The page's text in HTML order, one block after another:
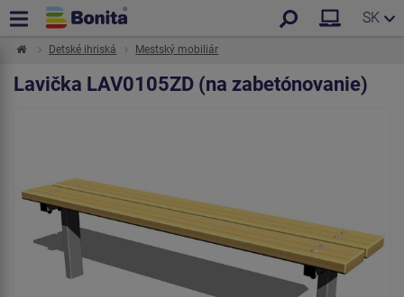
SK
Detské ihriská Mestský mobiliár
Lavička LAV0105ZD (na zabetónovanie)